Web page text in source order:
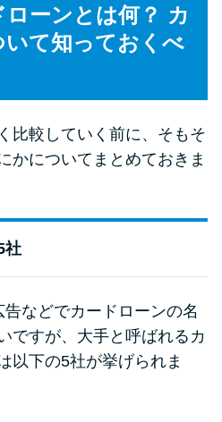
金とは？悪質な手口に
（闇金）からお金を借り
ない理由と借りた場合
に通らない理由
でもお金を借りるに
の判断基準と工面法
ーンとは何？ カ
て知っておくべ
比較していく前に、そもそ
かについてまとめておきま
社
などでカードローンの名
ですが、大手と呼ばれるカ
以下の5社が挙げられま